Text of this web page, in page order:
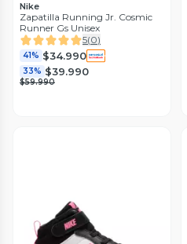
Nike
Zapatilla Running Jr. Cosmic
Runner Gs Unisex
5(0)
41% $34.990
33% $39.990
$59.990